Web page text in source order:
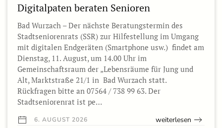
Digitalpaten beraten Senioren
Bad Wurzach – Der nächste Beratungstermin des
Stadtseniorenrats (SSR) zur Hilfestellung im Umgang
mit digitalen Endgeräten (Smartphone usw.) findet am
Dienstag, 11. August, um 14.00 Uhr im
Gemeinschaftsraum der „Lebensräume für Jung und
Alt, Marktstraße 21/1 in Bad Wurzach statt.
Rückfragen bitte an 07564 / 738 99 63. Der
Stadtseniorenrat ist pe…
6. AUGUST 2026 weiterlesen